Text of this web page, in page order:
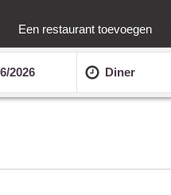
Een restaurant toevoegen
Diner